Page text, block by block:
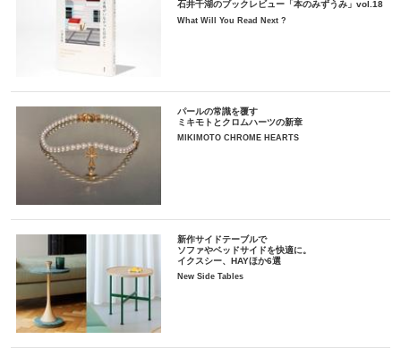
石井千湖のブックレビュー「本のみずうみ」vol.18
What Will You Read Next ?
パールの常識を覆す
ミキモトとクロムハーツの新章
MIKIMOTO CHROME HEARTS
新作サイドテーブルで
ソファやベッドサイドを快適に。
イクスシー、HAYほか6選
New Side Tables